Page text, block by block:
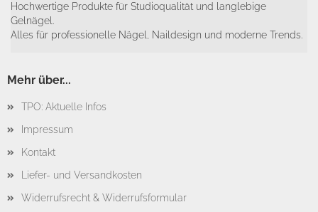
Hochwertige Produkte für Studioqualität und langlebige
Gelnägel.
Alles für professionelle Nägel, Naildesign und moderne Trends.
Mehr über...
TPO: Aktuelle Infos
Impressum
Kontakt
Liefer- und Versandkosten
Widerrufsrecht & Widerrufsformular